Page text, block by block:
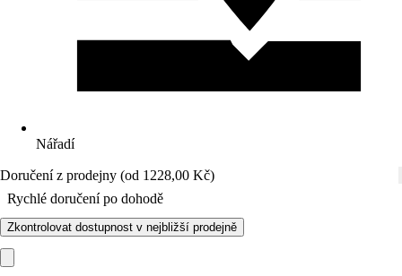
Nářadí
Doručení z prodejny (od 1228,00 Kč)
Rychlé doručení po dohodě
Zkontrolovat dostupnost v nejbližší prodejně